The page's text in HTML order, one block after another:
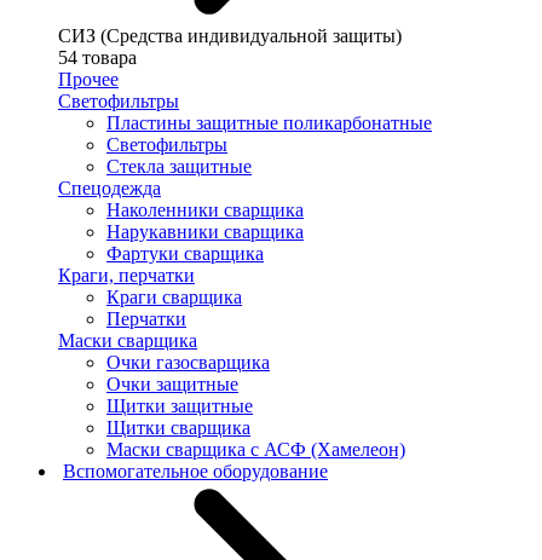
СИЗ (Средства индивидуальной защиты)
54 товара
Прочее
Светофильтры
Пластины защитные поликарбонатные
Светофильтры
Стекла защитные
Спецодежда
Наколенники сварщика
Нарукавники сварщика
Фартуки сварщика
Краги, перчатки
Краги сварщика
Перчатки
Маски сварщика
Очки газосварщика
Очки защитные
Щитки защитные
Щитки сварщика
Маски сварщика с АСФ (Хамелеон)
Вспомогательное оборудование